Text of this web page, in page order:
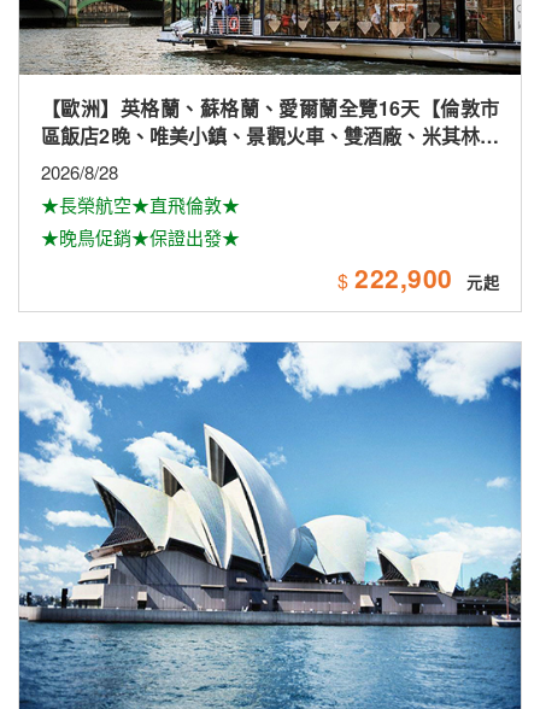
【歐洲】英格蘭、蘇格蘭、愛爾蘭全覽16天【倫敦市
區飯店2晚、唯美小鎮、景觀火車、雙酒廠、米其林、
雙大學城、下午茶
2026/8/28
★長榮航空★直飛倫敦★
★晚鳥促銷★保證出發★
$ 222,900